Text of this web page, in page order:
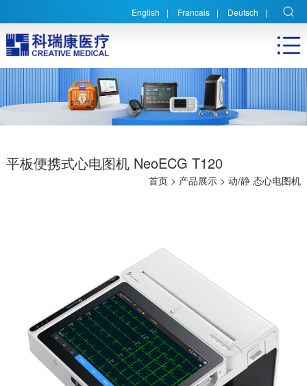
English | Francais | Deutsch |
平板便携式心电图机 NeoECG T120
首页 > 产品展示 >动/静 态心电图机